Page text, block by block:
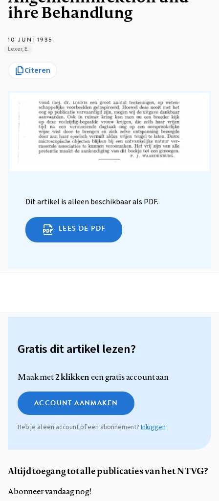
ihre Behandlung
10 JUNI 1935
Lexer, E.
Citeren
Dit artikel is alleen beschikbaar als PDF.
LEES DE PDF
Gratis dit artikel lezen?
Maak met2 klikkeneen gratis account aan
ACCOUNT AANMAKEN
Heb je al een account of een abonnement? Inloggen
Altijd toegang tot alle publicaties van het NTVG?
Abonneer vandaag nog!